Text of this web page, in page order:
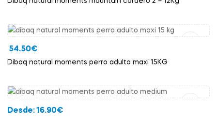
54.50€
Dibaq natural moments perro adulto maxi 15KG
Desde:16.90€